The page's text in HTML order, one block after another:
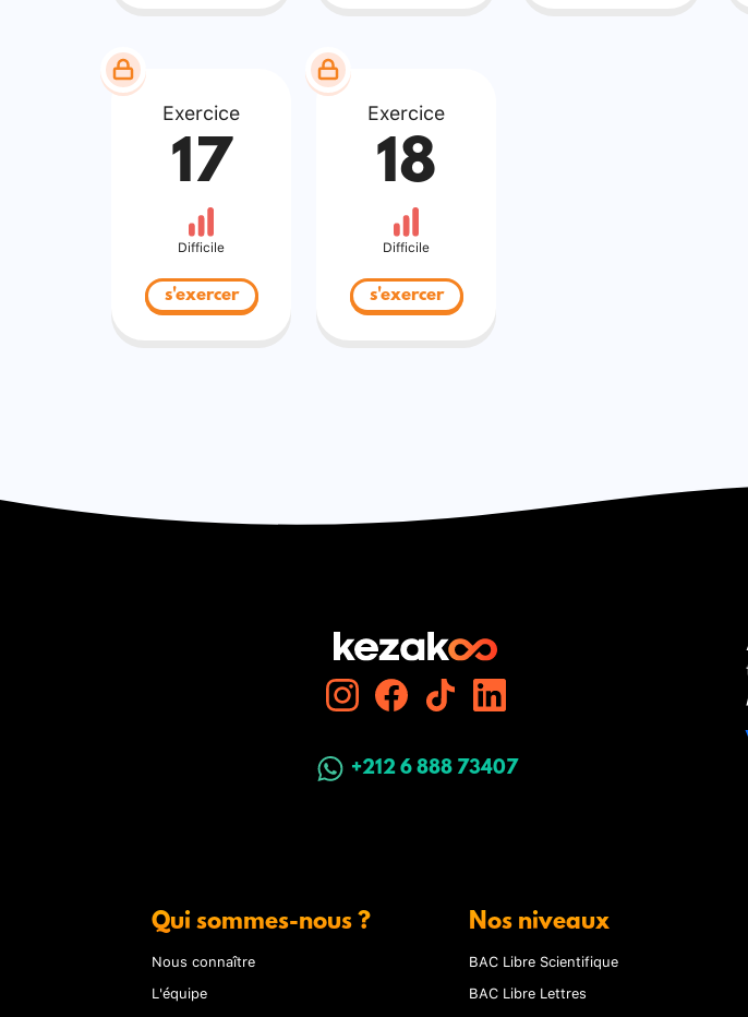
Exercice
17
Difficile
s'exercer
Exercice
18
Difficile
s'exercer
+212 6 888 73407
Qui sommes-nous ?
Nous connaître
L'équipe
Nos niveaux
BAC Libre Scientifique
BAC Libre Lettres